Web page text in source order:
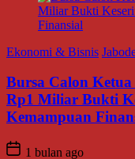
Ekonomi & Bisnis
Bursa Calon
Rp1 Miliar Bukti
Kemampuan
1 bulan ago